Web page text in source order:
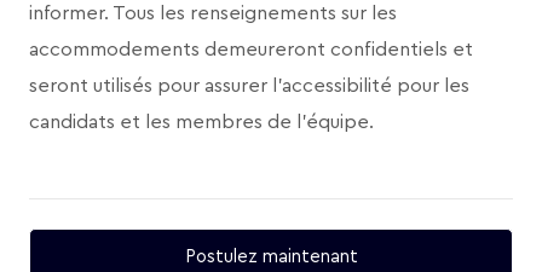
informer. Tous les renseignements sur les
accommodements demeureront confidentiels et
seront utilisés pour assurer l’accessibilité pour les
candidats et les membres de l’équipe.
Postulez maintenant